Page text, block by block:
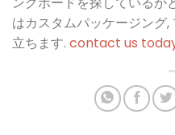
はカスタムパッケージング
立ちます. contact us toda